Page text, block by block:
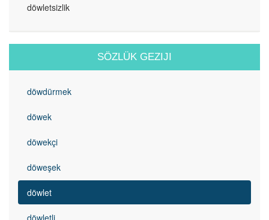
döwletsizlik
SÖZLÜK GEZIJI
döwdürmek
döwek
döwekçi
döweşek
döwlet
döwletli